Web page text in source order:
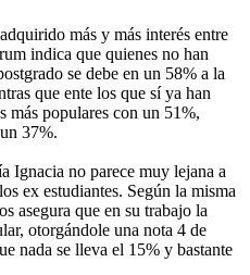
más y más interés entre
indica que quienes no han
se debe en un 58% a la
que ente los que sí ya han
más populares con un 51%,
37%.
Ignacia no parece muy lejana a
ex estudiantes. Según la misma
asegura que en su trabajo la
otorgándole una nota 4 de
nada se lleva el 15% y bastante